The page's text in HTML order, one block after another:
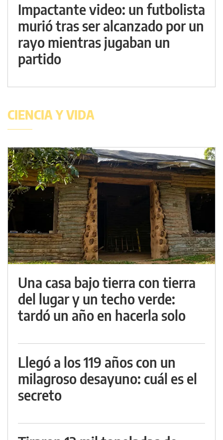
Impactante video: un futbolista
murió tras ser alcanzado por un
rayo mientras jugaban un
partido
CIENCIA Y VIDA
Una casa bajo tierra con tierra
del lugar y un techo verde:
tardó un año en hacerla solo
Llegó a los 119 años con un
milagroso desayuno: cuál es el
secreto